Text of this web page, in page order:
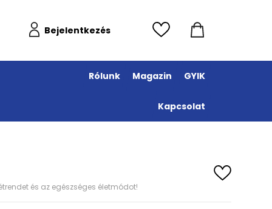
Bejelentkezés
Rólunk Magazin GYIK
Kapcsolat
és az egészséges életmódot!